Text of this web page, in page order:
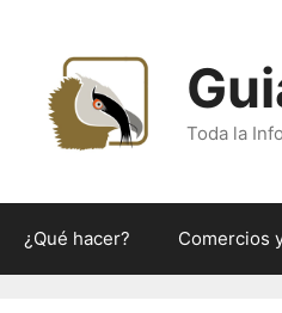
contenido
Toda la
¿Qué hacer? Comercios